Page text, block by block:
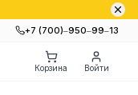
+7 (700)‒950‒99‒13
Корзина Войти